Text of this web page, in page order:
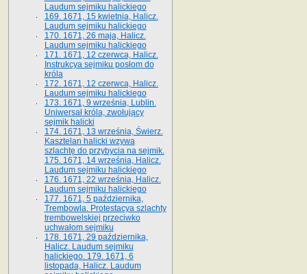
Laudum sejmiku halickiego
169. 1671, 15 kwietnia, Halicz.
Laudum sejmiku halickiego
170. 1671, 26 maja, Halicz.
Laudum sejmiku halickiego
171. 1671, 12 czerwca, Halicz.
Instrukcya sejmiku posłom do
króla
172. 1671, 12 czerwca, Halicz.
Laudum sejmiku halickiego
173. 1671, 9 września, Lublin.
Uniwersał króla, zwołujący
sejmik halicki
174. 1671, 13 września, Świerz.
Kasztelan halicki wzywa
szlachtę do przybycia na sejmik.
175. 1671, 14 września, Halicz.
Laudum sejmiku halickiego
176. 1671, 22 września, Halicz.
Laudum sejmiku halickiego
177. 1671, 5 października,
Trembowla. Protestacya szlachty
trembowelskiej przeciwko
uchwałom sejmiku
178. 1671, 29 października,
Halicz. Laudum sejmiku
halickiego. 179. 1671, 6
listopada, Halicz. Laudum